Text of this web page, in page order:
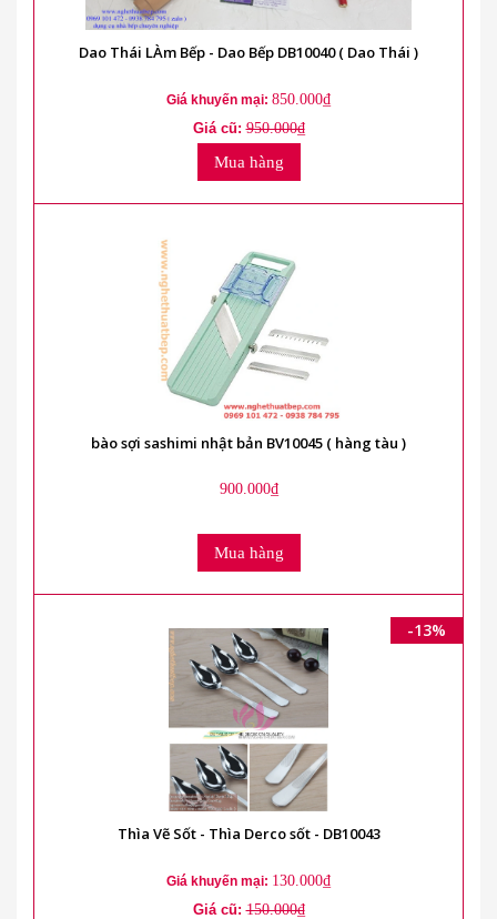
Dao Thái LÀm Bếp - Dao Bếp DB10040 ( Dao Thái )
Giá khuyến mại: 850.000₫
Giá cũ:950.000₫
Mua hàng
bào sợi sashimi nhật bản BV10045 ( hàng tàu )
900.000₫
Mua hàng
-13%
Thìa Vẽ Sốt - Thìa Derco sốt - DB10043
Giá khuyến mại: 130.000₫
Giá cũ:150.000₫